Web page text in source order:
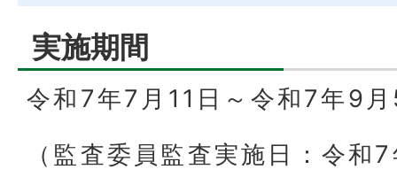
実施期間
令和7年7月11日～令和7年9
（監査委員監査実施日：令